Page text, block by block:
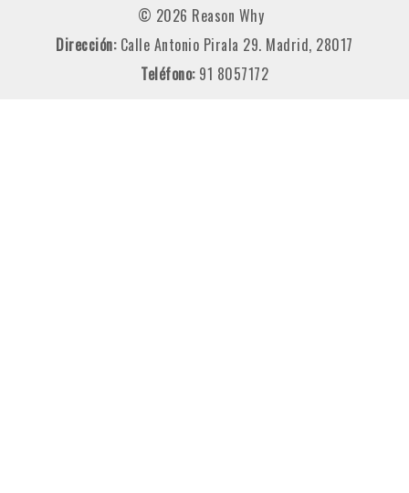
© 2026 Reason Why
Dirección: Calle Antonio Pirala 29. Madrid, 28017
Teléfono: 91 8057172